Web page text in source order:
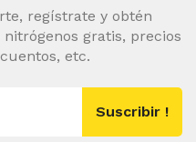
regístrate y obtén
gratis, precios
etc.
Suscribir !